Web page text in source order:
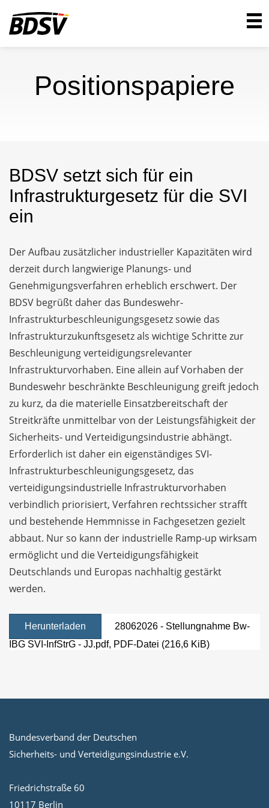
Positionspapiere
BDSV setzt sich für ein
Infrastrukturgesetz für die SVI
ein
Der Aufbau zusätzlicher industrieller Kapazitäten wird
derzeit durch langwierige Planungs- und
Genehmigungsverfahren erheblich erschwert. Der
BDSV begrüßt daher das Bundeswehr-
Infrastrukturbeschleunigungsgesetz sowie das
Infrastrukturzukunftsgesetz als wichtige Schritte zur
Beschleunigung verteidigungsrelevanter
Infrastrukturvorhaben. Eine allein auf Vorhaben der
Bundeswehr beschränkte Beschleunigung greift jedoch
zu kurz, da die materielle Einsatzbereitschaft der
Streitkräfte unmittelbar von der Leistungsfähigkeit der
Sicherheits- und Verteidigungsindustrie abhängt.
Erforderlich ist daher ein eigenständiges SVI-
Infrastrukturbeschleunigungsgesetz, das
verteidigungsindustrielle Infrastrukturvorhaben
verbindlich priorisiert, Verfahren rechtssicher strafft
und bestehende Hemmnisse in Fachgesetzen gezielt
abbaut. Nur so kann der industrielle Ramp-up wirksam
ermöglicht und die Verteidigungsfähigkeit
Deutschlands und Europas nachhaltig gestärkt
werden.
Herunterladen
28062026 - Stellungnahme Bw-
IBG SVI-InfStrG - JJ.pdf, PDF-Datei (216,6 KiB)
Bundesverband der Deutschen
Sicherheits- und Verteidigungsindustrie e.V.
Friedrichstraße 60
10117 Berlin